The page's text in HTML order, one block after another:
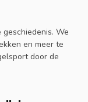
We
en meer te
door de